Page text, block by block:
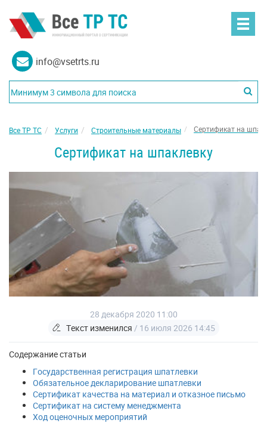
info@vsetrts.ru
Все ТР ТС Услуги Строительные материалы Сертификат на
Сертификат на шпаклевку
28 декабря 2020 11:00
Текст изменился / 16 июля 2026 14:45
Содержание статьи
Государственная регистрация шпатлевки
Обязательное декларирование шпатлевки
Сертификат качества на материал и отказное письмо
Сертификат на систему менеджмента
Ход оценочных мероприятий